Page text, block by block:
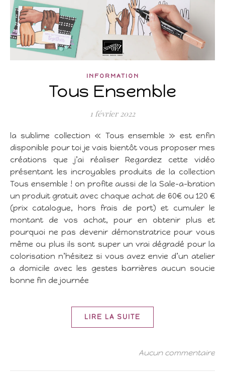
INFORMATION
Tous Ensemble
1 février 2022
disponible pour toi je vais bientôt vous proposer mes
créations que j’ai réaliser Regardez cette vidéo
présentant les incroyables produits de la collection
Tous ensemble ! on profite aussi de la Sale-a-bration
un produit gratuit avec chaque achat de 60€ ou 120 €
(prix catalogue, hors frais de port) et cumuler le
montant de vos achat, pour en obtenir plus et
pourquoi ne pas devenir démonstratrice pour vous
même ou plus ils sont super un vrai dégradé pour la
colorisation n’hésitez si vous avez envie d’un atelier
a domicile avec les gestes barrières aucun soucie
bonne fin de journée
LIRE LA SUITE
Aucun commentaire